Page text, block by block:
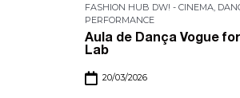
FASHION HUB DW! - CINEMA,
PERFORMANCE
Aula de Dança Vogue
Lab
20/03/2026